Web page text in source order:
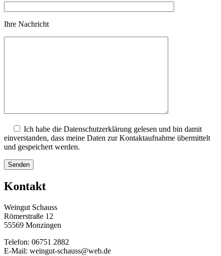
Ihre Nachricht
Ich habe die Datenschutzerklärung gelesen und bin damit
einverstanden, dass meine Daten zur Kontaktaufnahme übermittelt
und gespeichert werden.
Kontakt
Weingut Schauss
Römerstraße 12
55569 Monzingen
Telefon: 06751 2882
E-Mail: weingut-schauss@web.de